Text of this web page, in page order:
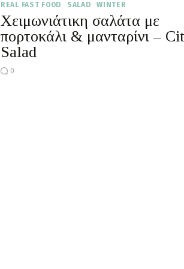
REAL FAST FOOD SALAD WINTER
Χειμωνιάτικη σαλάτα με
πορτοκάλι & μανταρίνι –
Salad
0